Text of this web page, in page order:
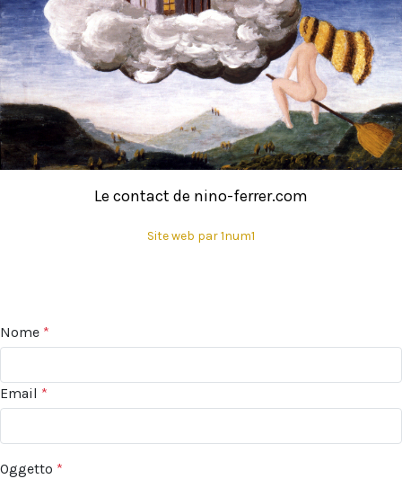
Le contact de nino-ferrer.com
Site web par 1num1
Nome *
Email *
Oggetto *